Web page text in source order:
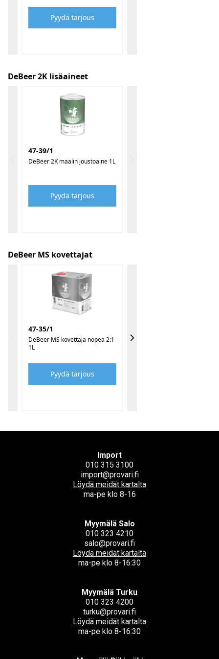
Pyydä tarjous
DeBeer 2K lisäaineet
47-39/1
DeBeer 2K maalin joustoaine 1L
Pyydä tarjous
DeBeer MS kovettajat
47-35/1
DeBeer MS kovettaja nopea 2:1
1L
Pyydä tarjous
Import
010 315 3100
import@provari.fi
Löydä meidät kartalta
ma-pe klo 8-16
Myymälä Salo
010 323 4210
salo@provari.fi
Löydä meidät kartalta
ma-pe klo 8-16:30
Myymälä Turku
010 323 4200
turku@provari.fi
Löydä meidät kartalta
ma-pe klo 8-16:30